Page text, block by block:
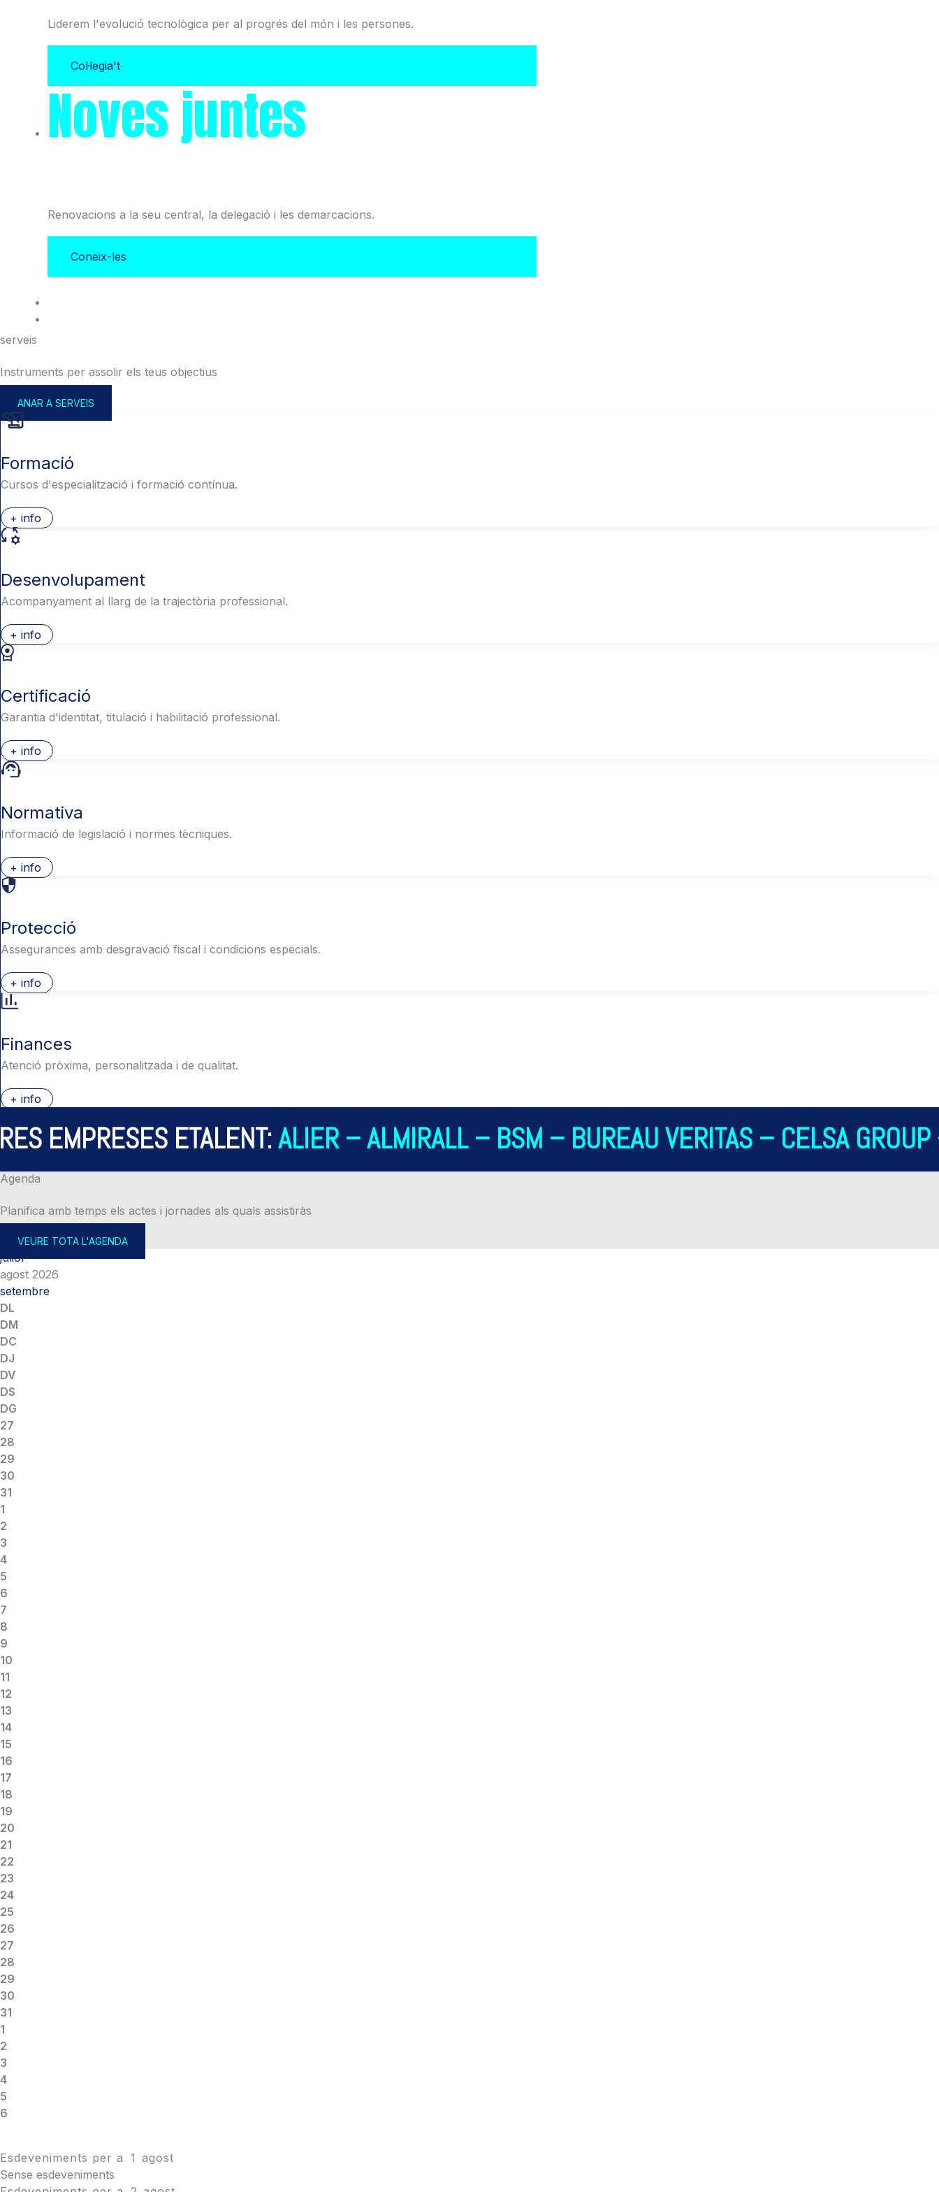
Liderem l'evolució tecnològica per al progrés del món i les persones.
Col·legia't
Noves juntes
Renovacions a la seu central, la delegació i les demarcacions.
Coneix-les
serveis
Instruments per assolir els teus objectius
ANAR A SERVEIS
Formació
Cursos d'especialització i formació contínua.
+ info
Desenvolupament
Acompanyament al llarg de la trajectòria professional.
+ info
Certificació
Garantia d'identitat, titulació i habilitació professional.
+ info
Normativa
Informació de legislació i normes tècniques.
+ info
Protecció
Assegurances amb desgravació fiscal i condicions especials.
+ info
Finances
Atenció pròxima, personalitzada i de qualitat.
+ info
EMPRESES ETALENT:ALIER – ALMIRALL – BSM – BUREAU VERITAS – CELSA
Agenda
Planifica amb temps els actes i jornades als quals assistiràs
VEURE TOTA L'AGENDA
juliol
agost 2026
setembre
DL
DM
DC
DJ
DV
DS
DG
27
28
29
30
31
1
2
3
4
5
6
7
8
9
10
11
12
13
14
15
16
17
18
19
20
21
22
23
24
25
26
27
28
29
30
31
1
2
3
4
5
6
Esdeveniments per a 1 agost
Sense esdeveniments